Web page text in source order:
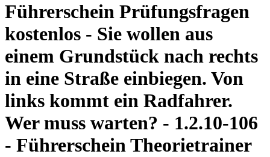
Führerschein Prüfungsfragen
kostenlos - Sie wollen aus
einem Grundstück nach rechts
in eine Straße einbiegen. Von
links kommt ein Radfahrer.
Wer muss warten? - 1.2.10-106
- Führerschein Theorietrainer